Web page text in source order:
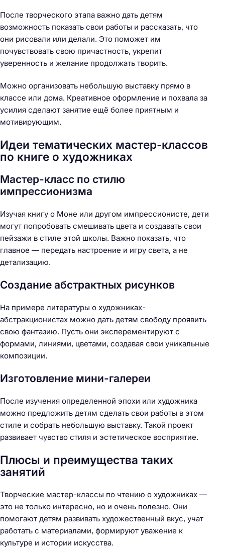
После творческого этапа важно дать детям
возможность показать свои работы и рассказать, что
они рисовали или делали. Это поможет им
почувствовать свою причастность, укрепит
уверенность и желание продолжать творить.
Можно организовать небольшую выставку прямо в
классе или дома. Креативное оформление и похвала за
усилия сделают занятие ещё более приятным и
мотивирующим.
Идеи тематических мастер-классов
по книге о художниках
Мастер-класс по стилю
импрессионизма
Изучая книгу о Моне или другом импрессионисте, дети
могут попробовать смешивать цвета и создавать свои
пейзажи в стиле этой школы. Важно показать, что
главное — передать настроение и игру света, а не
детализацию.
Создание абстрактных рисунков
На примере литературы о художниках-
абстракционистах можно дать детям свободу проявить
свою фантазию. Пусть они эксперементируют с
формами, линиями, цветами, создавая свои уникальные
композиции.
Изготовление мини-галереи
После изучения определенной эпохи или художника
можно предложить детям сделать свои работы в этом
стиле и собрать небольшую выставку. Такой проект
развивает чувство стиля и эстетическое восприятие.
Плюсы и преимущества таких
занятий
Творческие мастер-классы по чтению о художниках —
это не только интересно, но и очень полезно. Они
помогают детям развивать художественный вкус, учат
работать с материалами, формируют уважение к
культуре и истории искусства.